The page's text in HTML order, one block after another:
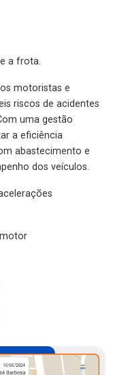
a frota.
motoristas e
riscos de acidentes
uma gestão
a eficiência
abastecimento e
dos veículos.